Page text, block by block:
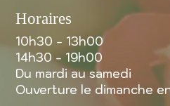
Horaires
10h30 - 13h00
14h30 - 19h00
Du mardi au samedi
Ouverture le dimanche